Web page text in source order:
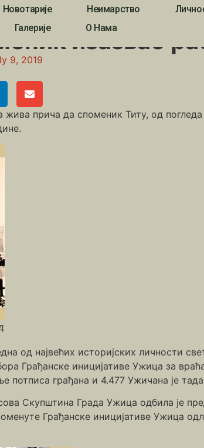
Новотарије Неимарство
Галерије
О Нама
»Титов споменик изазвао расправу на суду
изазвао
9, 2019
прича да споменик Титу, од погледа
од највећих историјских личности
Грађанске иницијативе Ужица за
потписа грађана и 4.477 Ужичана је
Скупштина Града Ужица одбила је
Грађанске иницијативе Ужица